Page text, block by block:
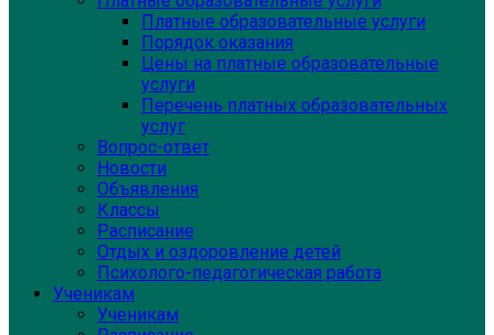
Платные образовательные услуги
Порядок оказания
Цены на платные образовательные
услуги
Перечень платных образовательных
услуг
Вопрос-ответ
Новости
Объявления
Классы
Расписание
Отдых и оздоровление детей
Психолого-педагогическая работа
Ученикам
Ученикам